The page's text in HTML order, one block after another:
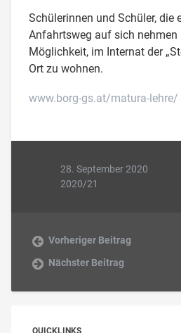
Schülerinnen und Schüler, die
Anfahrtsweg auf sich nehmen
Möglichkeit, im Internat der
Ort zu wohnen.
www.borg-gs.at/matura-lehre/
28. September 2020
2020/21
Vorheriger Beitrag
Nächster Beitrag